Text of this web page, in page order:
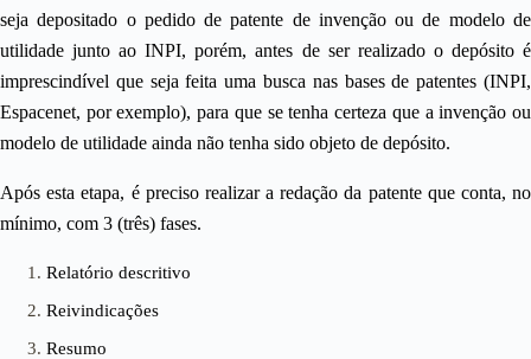
seja depositado o pedido de patente de invenção ou de modelo de
utilidade junto ao INPI, porém, antes de ser realizado o depósito é
imprescindível que seja feita uma busca nas bases de patentes (INPI,
Espacenet, por exemplo), para que se tenha certeza que a invenção ou
modelo de utilidade ainda não tenha sido objeto de depósito.
Após esta etapa, é preciso realizar a redação da patente que conta, no
mínimo, com 3 (três) fases.
Relatório descritivo
Reivindicações
Resumo